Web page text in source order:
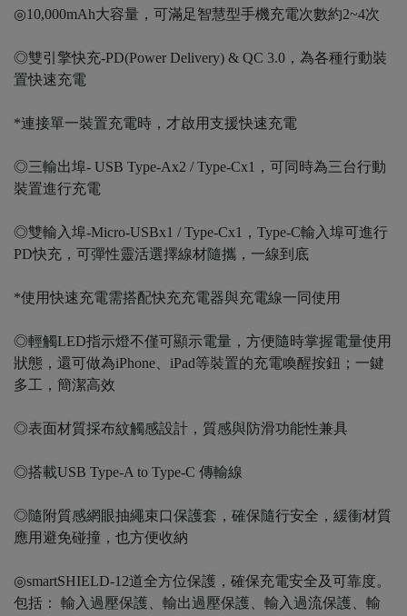
◎10,000mAh大容量，可滿足智慧型手機充電次數約2~4次
◎雙引擎快充-PD(Power Delivery) & QC 3.0，為各種行動裝
置快速充電
*連接單一裝置充電時，才啟用支援快速充電
◎三輸出埠- USB Type-Ax2 / Type-Cx1，可同時為三台行動
裝置進行充電
◎雙輸入埠-Micro-USBx1 / Type-Cx1，Type-C輸入埠可進行
PD快充，可彈性靈活選擇線材隨攜，一線到底
*使用快速充電需搭配快充充電器與充電線一同使用
◎輕觸LED指示燈不僅可顯示電量，方便隨時掌握電量使用
狀態，還可做為iPhone、iPad等裝置的充電喚醒按鈕；一鍵
多工，簡潔高效
◎表面材質採布紋觸感設計，質感與防滑功能性兼具
◎搭載USB Type-A to Type-C 傳輸線
◎隨附質感網眼抽繩束口保護套，確保隨行安全，緩衝材質
應用避免碰撞，也方便收納
◎smartSHIELD-12道全方位保護，確保充電安全及可靠度。
包括： 輸入過壓保護、輸出過壓保護、輸入過流保護、輸